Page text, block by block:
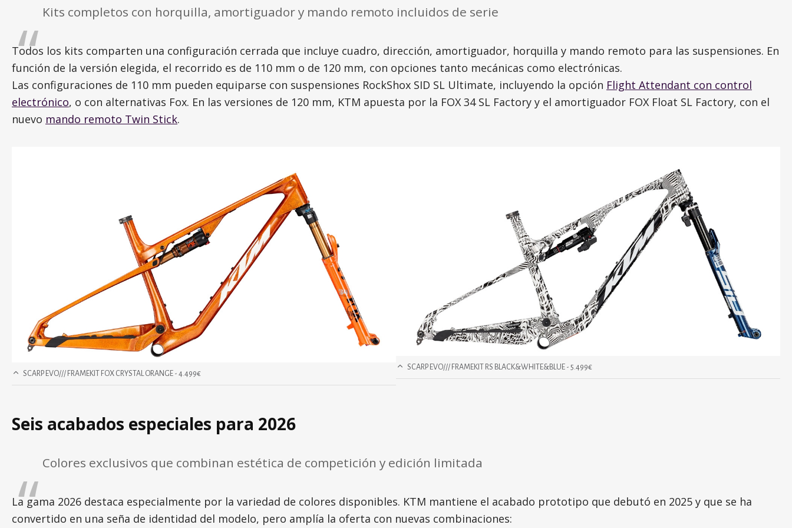
Kits completos con horquilla, amortiguador y mando remoto incluidos de serie
Todos los kits comparten una configuración cerrada que incluye cuadro, dirección, amortiguador, horquilla y mando remoto para las suspensiones. En
función de la versión elegida, el recorrido es de 110 mm o de 120 mm, con opciones tanto mecánicas como electrónicas.
Las configuraciones de 110 mm pueden equiparse con suspensiones RockShox SID SL Ultimate, incluyendo la opción Flight Attendant con control
electrónico, o con alternativas Fox. En las versiones de 120 mm, KTM apuesta por la FOX 34 SL Factory y el amortiguador FOX Float SL Factory, con el
nuevo mando remoto Twin Stick.
SCARP EVO/// FRAMEKIT FOX CRYSTAL ORANGE - 4.499€
SCARP EVO/// FRAMEKIT RS BLACK&WHITE&BLUE - 5.499€
Seis acabados especiales para 2026
Colores exclusivos que combinan estética de competición y edición limitada
La gama 2026 destaca especialmente por la variedad de colores disponibles. KTM mantiene el acabado prototipo que debutó en 2025 y que se ha
convertido en una seña de identidad del modelo, pero amplía la oferta con nuevas combinaciones: